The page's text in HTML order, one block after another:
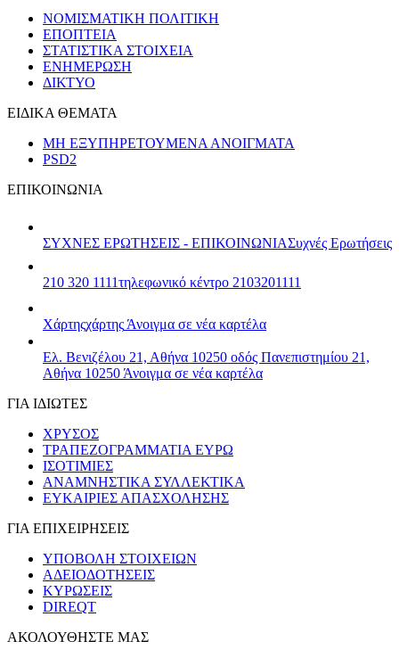
ΝΟΜΙΣΜΑΤΙΚΗ ΠΟΛΙΤΙΚΗ
ΕΠΟΠΤΕΙΑ
ΣΤΑΤΙΣΤΙΚΑ ΣΤΟΙΧΕΙΑ
ΕΝΗΜΕΡΩΣΗ
ΔΙΚΤΥΟ
ΕΙΔΙΚΑ ΘΕΜΑΤΑ
ΜΗ ΕΞΥΠΗΡΕΤΟΥΜΕΝΑ ΑΝΟΙΓΜΑΤΑ
PSD2
ΕΠΙΚΟΙΝΩΝΙΑ
ΣΥΧΝΕΣ ΕΡΩΤΗΣΕΙΣ - ΕΠΙΚΟΙΝΩΝΙΑΣυχνές Ερωτήσεις
210 320 1111τηλεφωνικό κέντρο 2103201111
Χάρτηςχάρτης Άνοιγμα σε νέα καρτέλα
Ελ. Βενιζέλου 21, Αθήνα 10250 οδός Πανεπιστημίου 21,
Αθήνα 10250 Άνοιγμα σε νέα καρτέλα
ΓΙΑ ΙΔΙΩΤΕΣ
ΧΡΥΣΟΣ
ΤΡΑΠΕΖΟΓΡΑΜΜΑΤΙΑ ΕΥΡΩ
ΙΣΟΤΙΜΙΕΣ
ΑΝΑΜΝΗΣΤΙΚΑ ΣΥΛΛΕΚΤΙΚΑ
ΕΥΚΑΙΡΙΕΣ ΑΠΑΣΧΟΛΗΣΗΣ
ΓΙΑ ΕΠΙΧΕΙΡΗΣΕΙΣ
ΥΠΟΒΟΛΗ ΣΤΟΙΧΕΙΩΝ
ΑΔΕΙΟΔΟΤΗΣΕΙΣ
ΚΥΡΩΣΕΙΣ
DIREQT
ΑΚΟΛΟΥΘΗΣΤΕ ΜΑΣ